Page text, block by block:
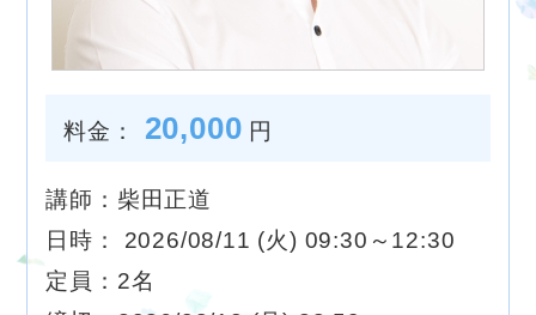
料金： 20,000 円
講師：柴田正道
日時： 2026/08/11 (火) 09:30～12:30
定員：2名